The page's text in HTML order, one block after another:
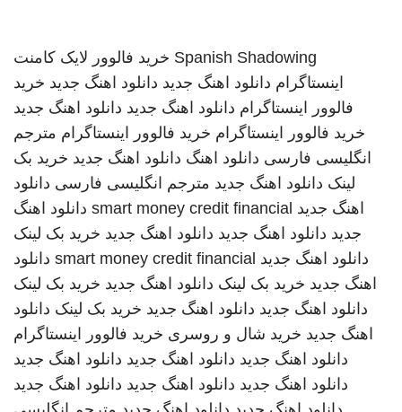
Spanish Shadowing خرید فالوور لایک کامنت
اینستاگرام دانلود اهنگ جدید دانلود اهنگ جدید خرید
فالوور اینستاگرام دانلود اهنگ جدید دانلود اهنگ جدید
خرید فالوور اینستاگرام خرید فالوور اینستاگرام مترجم
انگلیسی فارسی دانلود اهنگ دانلود اهنگ جدید خرید بک
لینک دانلود اهنگ جدید مترجم انگلیسی فارسی دانلود
اهنگ جدید smart money credit financial دانلود اهنگ
جدید دانلود اهنگ جدید دانلود اهنگ جدید خرید بک لینک
دانلود اهنگ جدید smart money credit financial دانلود
اهنگ جدید خرید بک لینک دانلود اهنگ جدید خرید بک لینک
دانلود اهنگ جدید دانلود اهنگ جدید خرید بک لینک دانلود
اهنگ جدید خرید شال و روسری خرید فالوور اینستاگرام
دانلود اهنگ جدید دانلود اهنگ جدید دانلود اهنگ جدید
دانلود اهنگ جدید دانلود اهنگ جدید دانلود اهنگ جدید